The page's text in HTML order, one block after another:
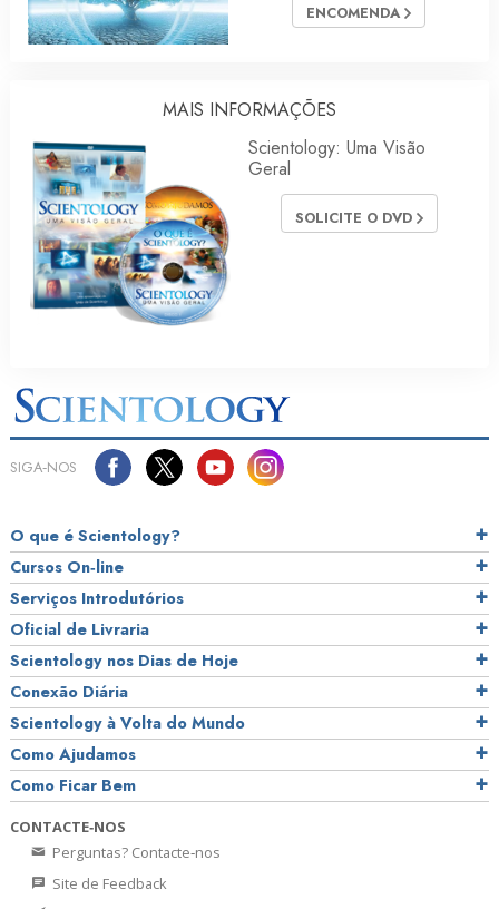
ENCOMENDA
MAIS INFORMAÇÕES
Scientology: Uma Visão
Geral
SOLICITE O DVD
SIGA‑NOS
O que é Scientology?
Cursos On‑line
Serviços Introdutórios
Oficial de Livraria
Scientology nos Dias de Hoje
Conexão Diária
Scientology à Volta do Mundo
Como Ajudamos
Como Ficar Bem
CONTACTE‑NOS
Perguntas? Contacte‑nos
Site de Feedback